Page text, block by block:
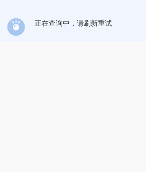
正在查询中，请刷新重试